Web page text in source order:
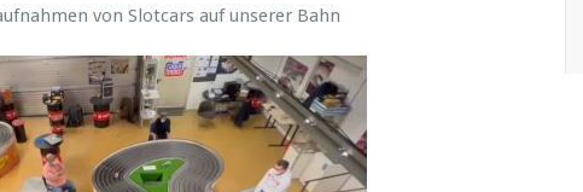
von Slotcars auf unserer Bahn